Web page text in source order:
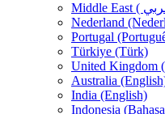
Nederland
Portugal
Türkiye (Türk)
United Kingdom
Australia
India (English)
Indonesia